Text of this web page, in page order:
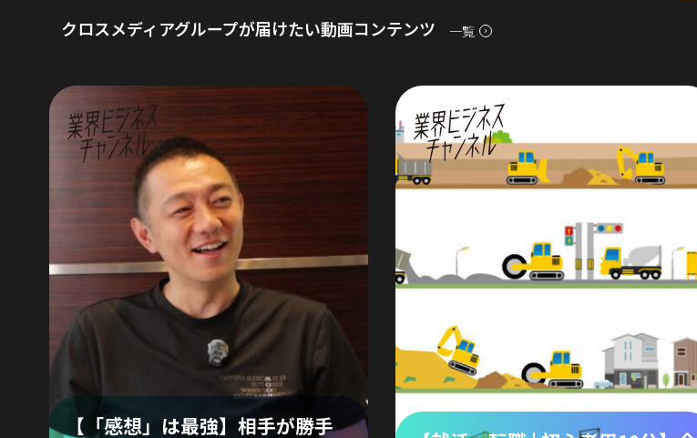
クロスメディアグループが届けたい動画コンテンツ 一覧
【「感想」は最強】相手が勝手